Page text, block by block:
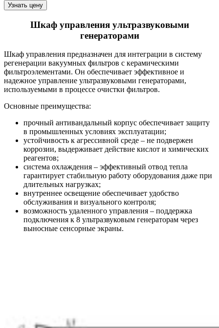
Узнать цену
Шкаф управления ультразвуковыми
генераторами
Шкаф управления предназначен для интеграции в систему
регенерации вакуумных фильтров с керамическими
фильтроэлементами. Он обеспечивает эффективное и
надежное управление ультразвуковыми генераторами,
используемыми в процессе очистки фильтров.
Основные преимущества:
прочный антивандальный корпус обеспечивает защиту
в промышленных условиях эксплуатации;
устойчивость к агрессивной среде – не подвержен
коррозии, выдерживает действие кислот и химических
реагентов;
система охлаждения – эффективный отвод тепла
гарантирует стабильную работу оборудования даже при
длительных нагрузках;
внутреннее освещение обеспечивает удобство
обслуживания и визуального контроля;
возможность удаленного управления – поддержка
подключения к 8 ультразвуковым генераторам через
выносные сенсорные экраны.